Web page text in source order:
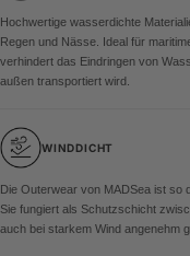
Hochwertige wasserdichte
Regen und Nässe. Ideal für
verhindert das Eindringen von
außen transportiert wird.
WINDDICHT
Die Outerwear von MADSea ist so
Sie fungiert als Schutzschicht
auch bei starkem Wind angenehm